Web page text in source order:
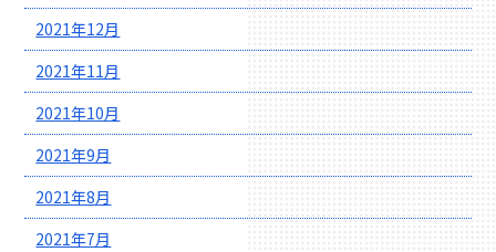
2021年12月
2021年11月
2021年10月
2021年9月
2021年8月
2021年7月